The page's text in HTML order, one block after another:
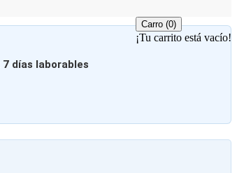
Carro (0)
¡Tu carrito está vacío!
7 días laborables